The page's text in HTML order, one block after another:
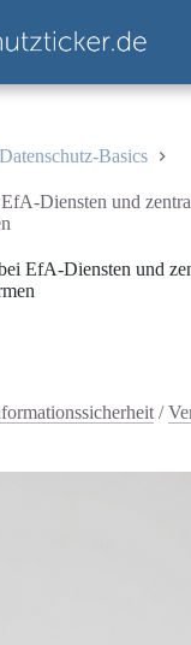
Datenschutz-Basics
Diensten und
EfA-Diensten und
/